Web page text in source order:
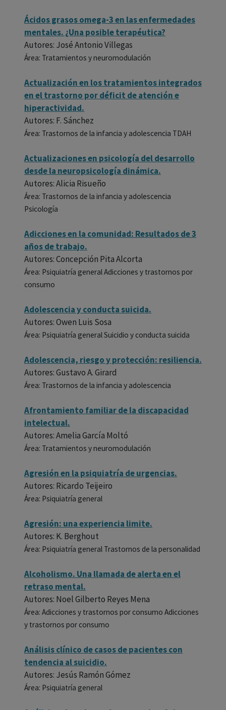
Ácidos grasos omega-3 en las enfermedades
mentales. ¿Una posible terapéutica?
Autores: José Antonio Villegas
Área: Tratamientos y neuromodulación
Actualización en los tratamientos integrados
en el trastorno por déficit de atención e
hiperactividad.
Autores: F. Sánchez
Área: Trastornos de la infancia y adolescencia TDAH
Actualizaciones en psicología del desarrollo
desde la neuropsicología dinámica.
Autores: Alicia Risueño
Área: Trastornos de la infancia y adolescencia
Psicología
Adicciones en la comunidad: Resultados de 3
años de trabajo.
Autores: Concepción Pita Alcorta
Área: Psiquiatría general Adicciones y trastornos por
consumo
Adolescencia y conducta suicida.
Autores: Owen Luis Sosa
Área: Psiquiatría general Suicidio y conducta suicida
Adolescencia, riesgo y protección: resiliencia.
Autores: Gustavo A. Girard
Área: Trastornos de la infancia y adolescencia
Afrontamiento familiar de la discapacidad
intelectual.
Autores: Amelia García Moltó
Área: Tratamientos y neuromodulación
Agresión en la psiquiatría de urgencias.
Autores: Ricardo Teijeiro
Área: Psiquiatría general
Agresión: una experiencia limite.
Autores: K. Berghout
Área: Psiquiatría general Trastornos de la personalidad
Alcoholismo. Una llamada de alerta en el
retraso mental.
Autores: Noel Gilberto Reyes Mena
Área: Adicciones y trastornos por consumo Adicciones
y trastornos por consumo
Análisis clínico de casos de pacientes con
tendencia al suicidio.
Autores: Jesús Ramón Gómez
Área: Psiquiatría general